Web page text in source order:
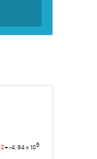
2= -4, 84 x 105